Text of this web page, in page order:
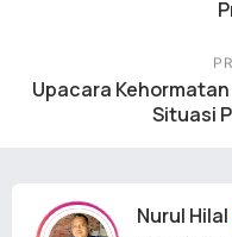
Upacara
Situasi
Nurul Hilal